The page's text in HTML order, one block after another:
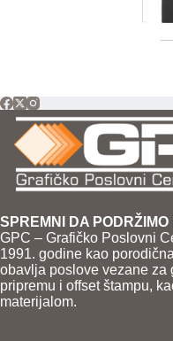
SPREMNI DA
GPC – Grafičko Poslovni
1991. godine kao
obavlja poslove vezane za
pripremu i offset štampu,
materijalom.